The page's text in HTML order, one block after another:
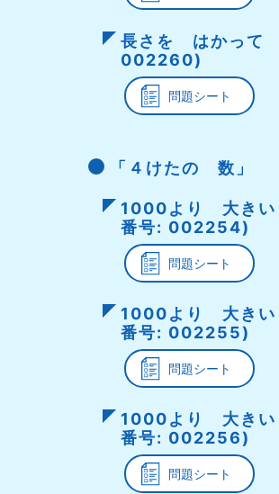
長さを はかって
002260)
問題シート
「４けたの 数」
1000より 大き
番号: 002254)
問題シート
1000より 大き
番号: 002255)
問題シート
1000より 大き
番号: 002256)
問題シート